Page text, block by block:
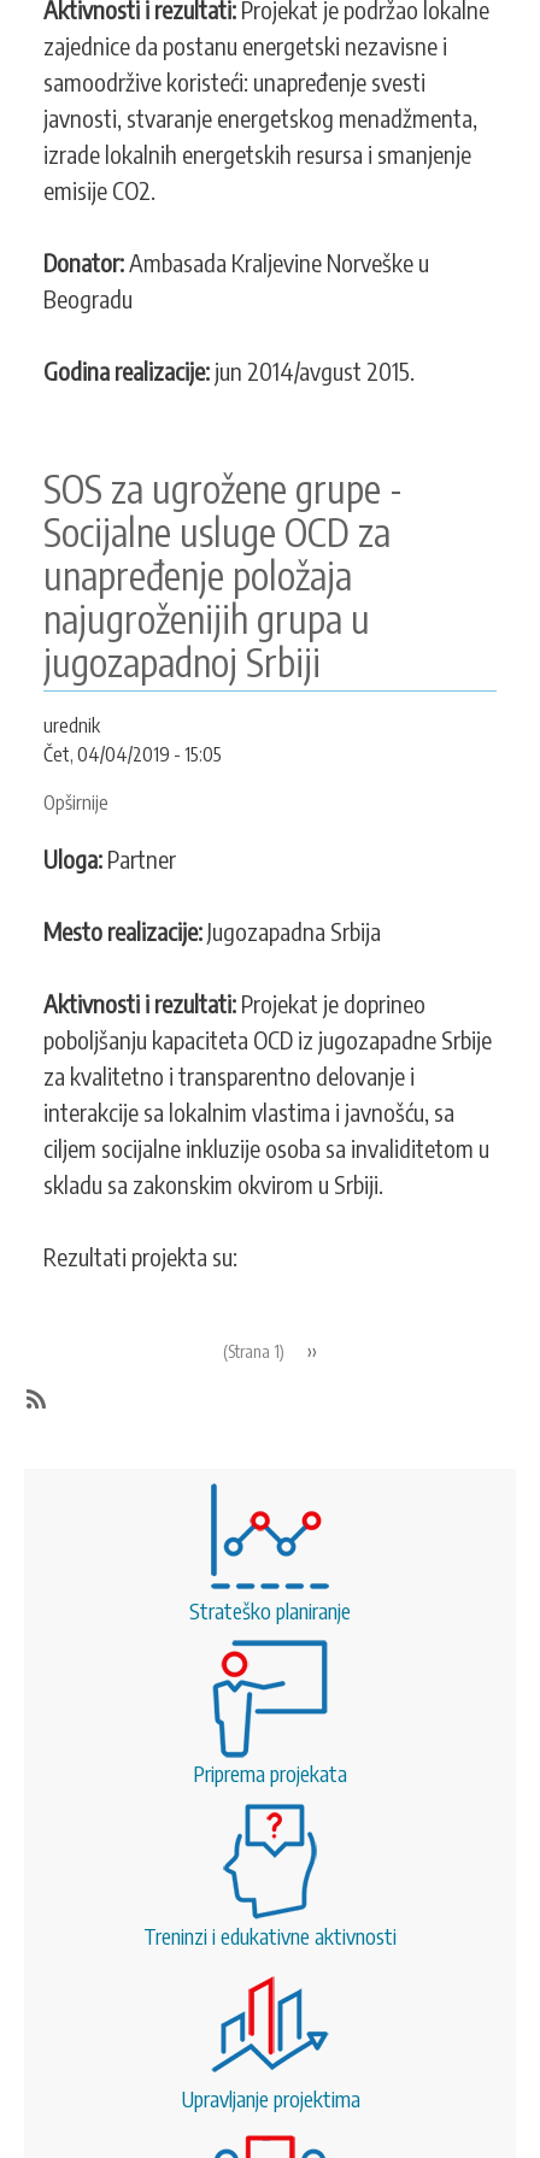
zajednicama
Aktivnosti i rezultati: Projekat je podržao lokalne
zajednice da postanu energetski nezavisne i
samoodržive koristeći: unapređenje svesti
javnosti, stvaranje energetskog menadžmenta,
izrade lokalnih energetskih resursa i smanjenje
emisije CO2.
Donator:Ambasada Kraljevine Norveške u
Beogradu
Godina realizacije: jun 2014/avgust 2015.
SOS za ugrožene grupe -
Socijalne usluge OCD za
unapređenje položaja
najugroženijih grupa u
jugozapadnoj Srbiji
urednik
Čet, 04/04/2019 - 15:05
Opširnije
za
grupe
-
usluge
OCD
za
unapređenje
položaja
najugroženijih
grupa
Srbiji
Uloga: Partner
Mesto realizacije: Jugozapadna Srbija
Aktivnosti i rezultati: Projekat je doprineo
poboljšanju kapaciteta OCD iz jugozapadne Srbije
za kvalitetno i transparentno delovanje i
interakcije sa lokalnim vlastima i javnošću, sa
ciljem socijalne inkluzije osoba sa invaliditetom u
skladu sa zakonskim okvirom u Srbiji.
Rezultati projekta su:
(Strana 1)
Next
››
Strateško planiranje
Priprema projekata
Treninzi i edukativne aktivnosti
Upravljanje projektima